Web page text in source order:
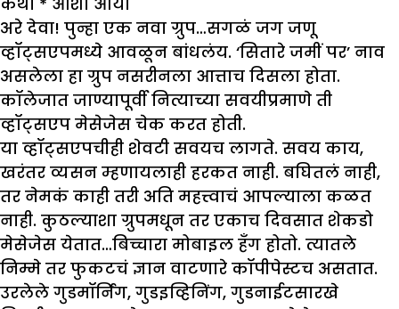
अरे देवा! पुन्हा एक नवा ग्रुप…सगळं जग जणू
व्हॉट्सएपमध्ये आवळून बांधलंय. ‘सितारे जमीं पर’ नाव
असलेला हा ग्रुप नसरीनला आत्ताच दिसला होता.
कॉलेजात जाण्यापूर्वी नित्याच्या सवयीप्रमाणे ती
व्हॉट्सएप मेसेजेस चेक करत होती.
या व्हॉट्सएपचीही शेवटी सवयच लागते. सवय काय,
खरंतर व्यसन म्हणायलाही हरकत नाही. बघितलं नाही,
तर नेमकं काही तरी अति महत्त्वाचं आपल्याला कळत
नाही. कुठल्याशा ग्रुपमधून तर एकाच दिवसात शेकडो
मेसेजेस येतात…बिच्चारा मोबाइल हँग होतो. त्यातले
निम्मे तर फुकटचं ज्ञान वाटणारे कॉपीपेस्टच असतात.
उरलेले गुडमॉर्निंग, गुडइव्हिनिंग, गुडनाईटसारखे